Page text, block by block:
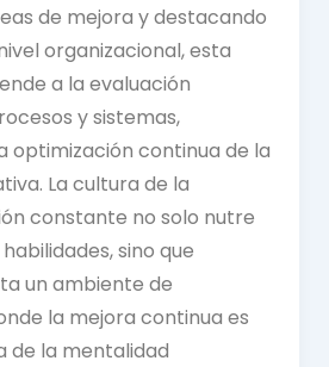
de mejora y destacando
organizacional, esta
a la evaluación
y sistemas,
optimización continua de la
La cultura de la
constante no solo nutre
sino que
un ambiente de
la mejora continua es
de la mentalidad